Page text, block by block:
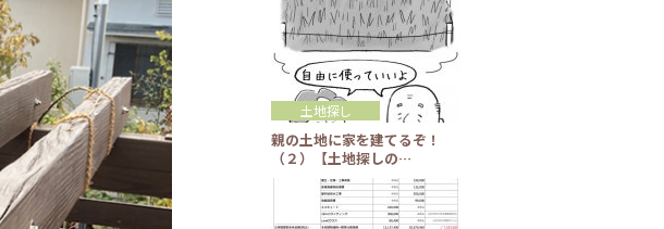
親の土地に家を建てるぞ！
（２）【土地探しの…
土地探し